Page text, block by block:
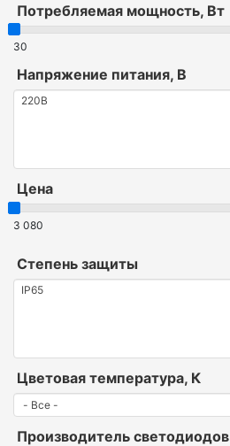
Потребляемая мощность, Вт
30
Напряжение питания, В
Цена
3 080
Степень защиты
Цветовая температура, К
Производитель светодиодов